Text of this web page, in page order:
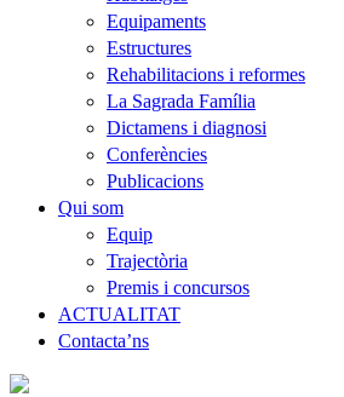
Equipaments
Estructures
Rehabilitacions i reformes
La Sagrada Família
Dictamens i diagnosi
Conferències
Publicacions
Qui som
Equip
Trajectòria
Premis i concursos
ACTUALITAT
Contacta’ns